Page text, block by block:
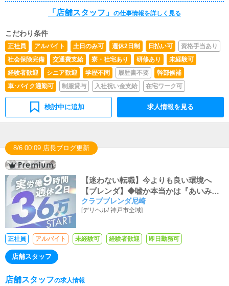
ャストの方に快適にお過ごしいただくため、店内の清掃や
備品の管理・補充を行っていただきます。
「店舗スタッフ」 の仕事情報を詳しく見る
こだわり条件
正社員 アルバイト 土日のみ可 週休2日制 日払い可
資格手当あり
社会保険完備
交通費支給 寮・社宅あり 研修あり
未経験可
経験者歓迎
シニア歓迎 学歴不問 履歴書不要
幹部候補
車･バイク通勤可
制服貸与 入社祝い金支給 在宅ワーク可
検討中に追加 求人情報を見る
8/6 00:09 店長ブログ更新
【迷わない転職】今よりも良い環境へ
【ブレンダ】◆嘘か本当かは『あいみ
つ』してもらってＯＫ
クラブブレンダ尼崎
[デリヘル/神戸市全域]
正社員 アルバイト 未経験可 経験者歓迎 即日勤務可
店舗スタッフ
店舗スタッフの求人情報